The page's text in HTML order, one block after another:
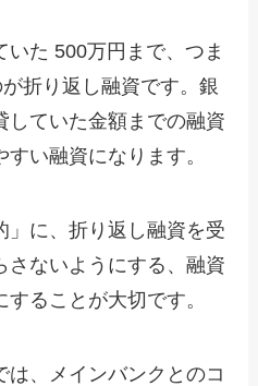
た 500万円まで、つま
折り返し融資です。銀
していた金額までの融資
い融資になります。
」に、折り返し融資を受
さないようにする、融資
ることが大切です。
は、メインバンクとのコ